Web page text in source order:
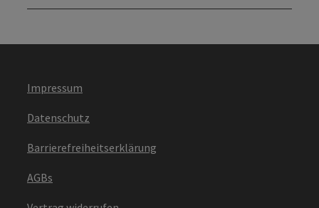
Impressum
Datenschutz
Barrierefreiheitserklärung
AGBs